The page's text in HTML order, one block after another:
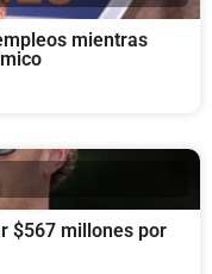
mientras
$567 millones por